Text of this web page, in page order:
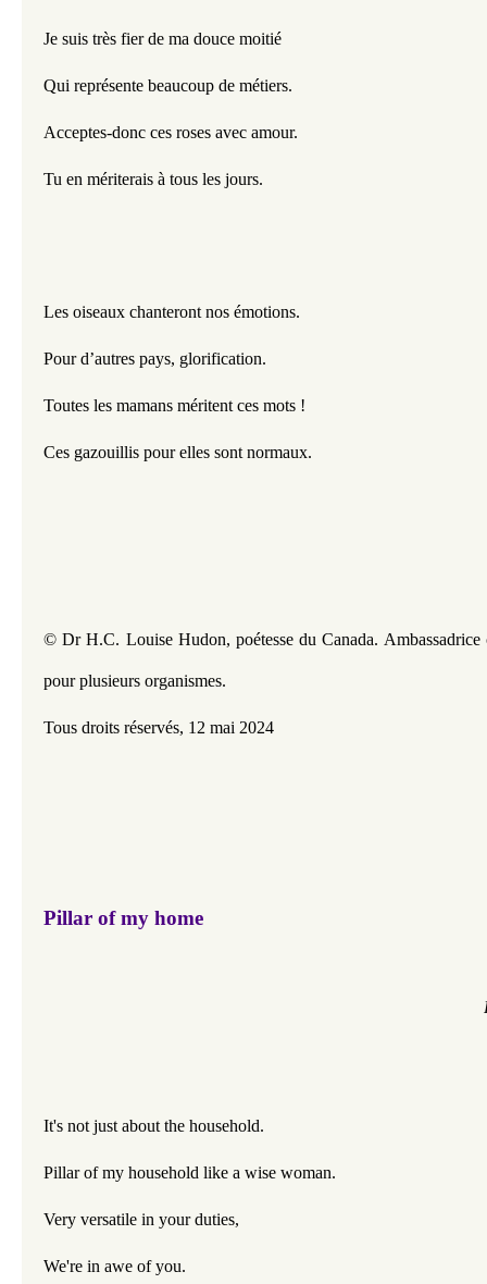
Je suis très fier de ma douce moitié
Qui représente beaucoup de métiers.
Acceptes-donc ces roses avec amour.
Tu en mériterais à tous les jours.
Les oiseaux chanteront nos émotions.
Pour d’autres pays, glorification.
Toutes les mamans méritent ces mots !
Ces gazouillis pour elles sont normaux.
© Dr H.C. Louise Hudon, poétesse du Canada.
pour plusieurs organismes.
Tous droits réservés, 12 mai 2024
Pillar of my home
It's not just about the household.
Pillar of my household like a wise woman.
Very versatile in your duties,
We're in awe of you.